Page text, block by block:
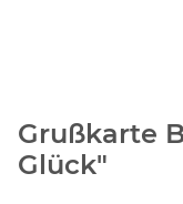
Grußkarte
Glück"